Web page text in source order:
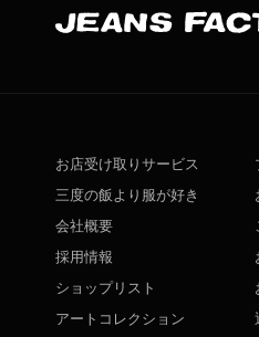
お店受け取りサービス
三度の飯より服が好き
会社概要
採用情報
ショップリスト
アートコレクション